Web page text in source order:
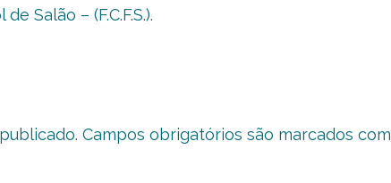
Salão – (F.C.F.S.).
Campos obrigatórios são marcados com